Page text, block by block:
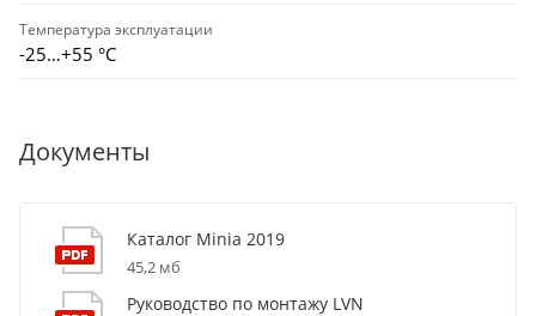
Температура эксплуатации
-25…+55 °С
Документы
Каталог Minia 2019
45,2 мб
Руководство по монтажу LVN